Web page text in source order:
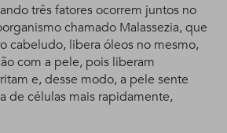
três fatores ocorrem juntos no
chamado Malassezia, que
cabeludo, libera óleos no mesmo,
com a pele, pois liberam
e, desse modo, a pele sente
de células mais rapidamente,